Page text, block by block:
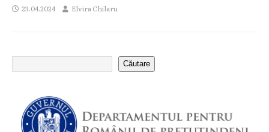
23.04.2024 Elvira Chilaru
Căutare